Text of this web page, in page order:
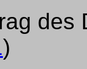
des
)